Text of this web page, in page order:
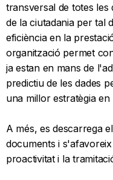
transversal de totes les
de la ciutadania per tal
eficiència en la
organització permet
ja estan en mans de
predictiu de les dades
una millor estratègia
A més, es descarrega
documents i s'afavoreix
proactivitat i la